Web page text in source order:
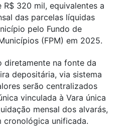
R$ 320 mil, equivalentes a
das parcelas líquidas
pelo Fundo de
(FPM) em 2025.
diretamente na fonte da
depositária, via sistema
serão centralizados
vinculada à Vara única
mensal dos alvarás,
cronológica unificada.